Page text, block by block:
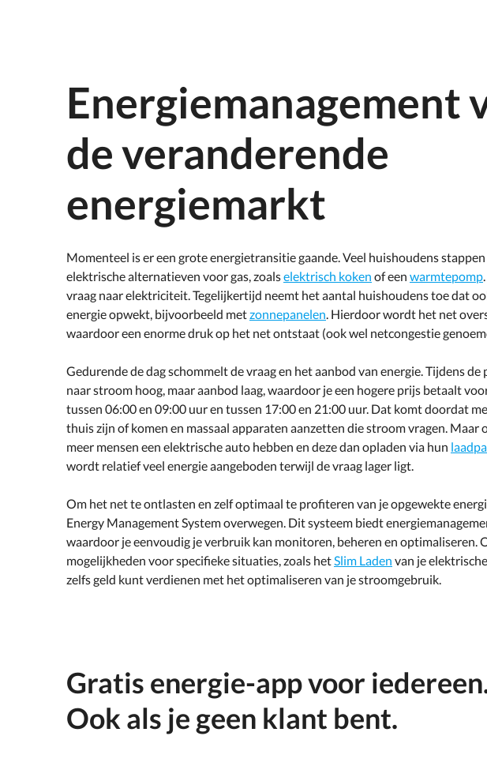
Energiemanagement
de veranderende
energiemarkt
Momenteel is er een grote energietransitie gaande. Veel huishoudens
elektrische alternatieven voor gas, zoalselektrisch koken of een warmtepomp
vraag naar elektriciteit. Tegelijkertijd neemt het aantal huishoudens toe dat
energie opwekt, bijvoorbeeld metzonnepanelen. Hierdoor wordt het net
waardoor een enorme druk op het net ontstaat (ook wel netcongestie
Gedurende de dag schommelt de vraag en het aanbod van energie. Tijdens de
naar stroom hoog, maar aanbod laag, waardoor je een hogere prijs betaalt
tussen 06:00 en 09:00 uur en tussen 17:00 en 21:00 uur. Dat komt doordat
thuis zijn of komen en massaal apparaten aanzetten die stroom vragen. Maar
meer mensen een elektrische auto hebben en deze dan opladen via hun
wordt relatief veel energie aangeboden terwijl de vraag lager ligt.
Om het net te ontlasten en zelf optimaal te profiteren van je opgewekte
Energy Management System overwegen. Dit systeem biedt
waardoor je eenvoudig je verbruik kan monitoren, beheren en optimaliseren.
mogelijkheden voor specifieke situaties, zoals hetSlim Laden van je
zelfs geld kunt verdienen met het optimaliseren van je stroomgebruik.
Gratis energie-app voor
Ook als je geen klant bent.